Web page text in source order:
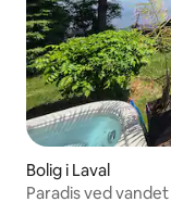
Bolig i Laval
Paradis ved